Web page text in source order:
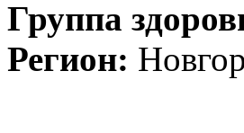
Группа
Регион: